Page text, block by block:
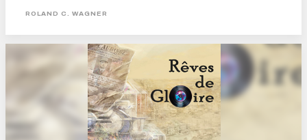
Camus, bien entendu ! Science Fiction L'amour des Livres
ROLAND C. WAGNER